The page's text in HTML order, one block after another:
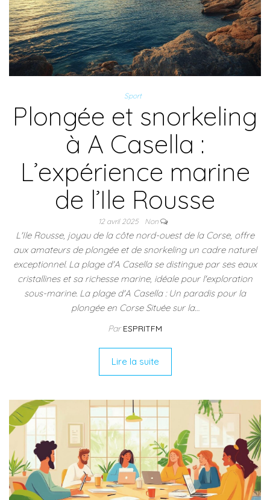
Sport
Plongée et snorkeling
à A Casella :
L’expérience marine
de l’Ile Rousse
12 avril 2025 Non
L'Ile Rousse, joyau de la côte nord-ouest de la Corse, offre
aux amateurs de plongée et de snorkeling un cadre naturel
exceptionnel. La plage d'A Casella se distingue par ses eaux
cristallines et sa richesse marine, idéale pour l'exploration
sous-marine. La plage d'A Casella : Un paradis pour la
plongée en Corse Située sur la…
ParESPRITFM
Lire la suite